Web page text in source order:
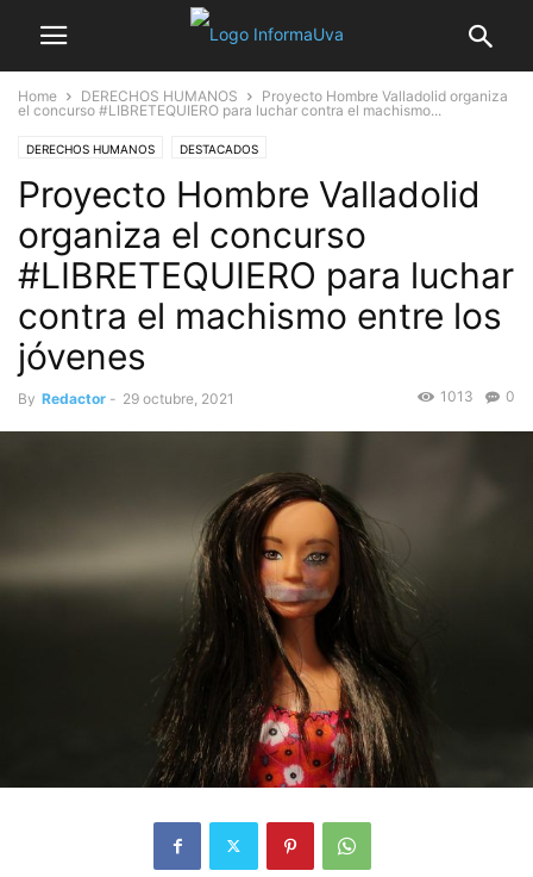
Home DERECHOS HUMANOS
Proyecto Hombre Valladolid organiza
el concurso #LIBRETEQUIERO para luchar contra el machismo...
DERECHOS HUMANOS DESTACADOS
Proyecto Hombre Valladolid
organiza el concurso
#LIBRETEQUIERO para luchar
contra el machismo entre los
jóvenes
By Redactor - 29 octubre, 2021 0
1013